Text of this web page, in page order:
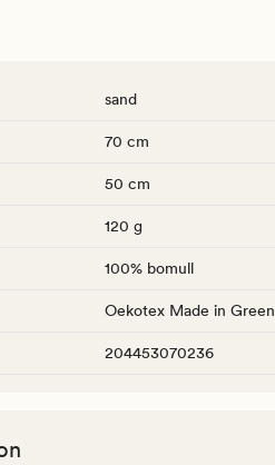
sand
70 cm
50 cm
120 g
100% bomull
Oekotex Made in Green
204453070236